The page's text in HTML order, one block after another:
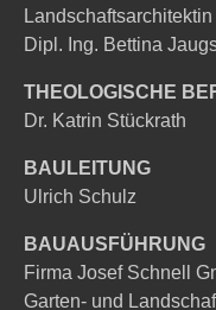
Landschaftsarchitektin
Dipl. Ing. Bettina
THEOLOGISCHE
Dr. Katrin Stückrath
BAULEITUNG
Ulrich Schulz
BAUAUSFÜHRUNG
Firma Josef Schnell
Garten- und